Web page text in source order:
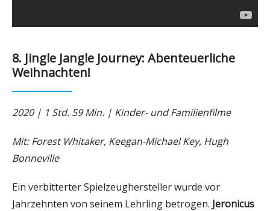
8. Jingle Jangle Journey: Abenteuerliche
Weihnachten!
2020 | 1 Std. 59 Min. | Kinder- und Familienfilme
Mit: Forest Whitaker, Keegan-Michael Key, Hugh
Bonneville
Ein verbitterter Spielzeughersteller wurde vor
Jahrzehnten von seinem Lehrling betrogen. Jeronicus